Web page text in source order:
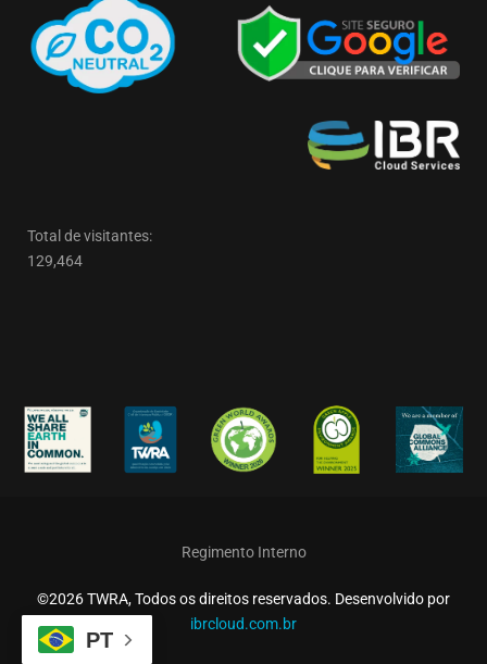
Total de visitantes:
129,464
Regimento Interno
©2026 TWRA, Todos os direitos reservados. Desenvolvido por
ibrcloud.com.br
PT